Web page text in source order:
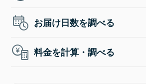
お届け日数を調べる
料金を計算・調べる